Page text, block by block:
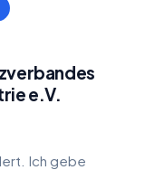
e.V.
Ich gebe